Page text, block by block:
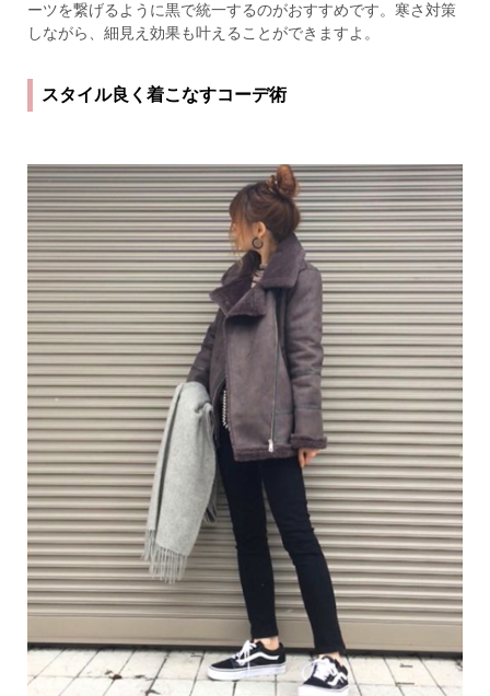
ーツを繋げるように黒で統一するのがおすすめです。寒さ対策
しながら、細見え効果も叶えることができますよ。
スタイル良く着こなすコーデ術